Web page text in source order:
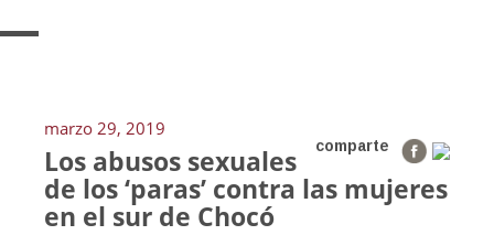
marzo 29, 2019
comparte
Los abusos sexuales
de los ‘paras’ contra las mujeres
en el sur de Chocó